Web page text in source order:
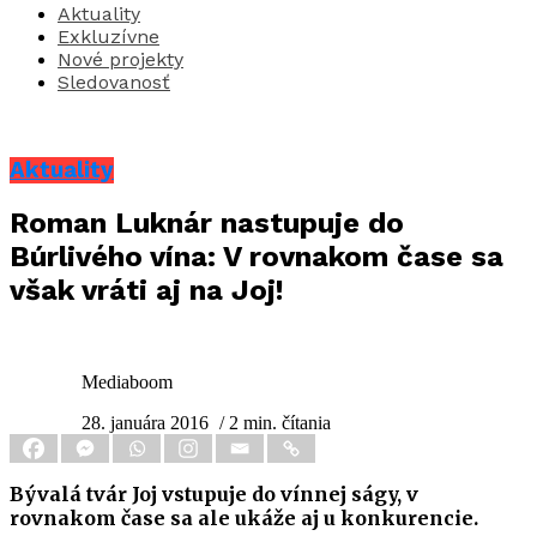
Aktuality
Exkluzívne
Nové projekty
Sledovanosť
Aktuality
Roman Luknár nastupuje do
Búrlivého vína: V rovnakom čase sa
však vráti aj na Joj!
Mediaboom
28. januára 2016 / 2 min. čítania
Bývalá tvár Joj vstupuje do vínnej ságy, v
rovnakom čase sa ale ukáže aj u konkurencie.